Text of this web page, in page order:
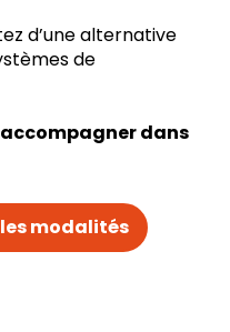
d’une alternative
de
accompagner dans
modalités